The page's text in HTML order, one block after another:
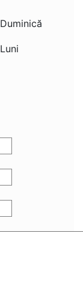
Duminică
Luni